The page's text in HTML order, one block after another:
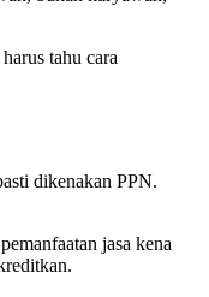
tahu cara
dikenakan PPN.
jasa kena